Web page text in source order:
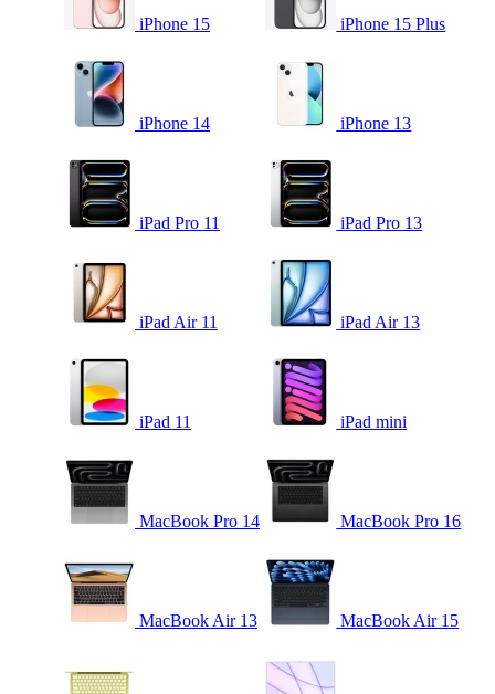
iPhone 15 iPhone 15 Plus
iPhone 14 iPhone 13
iPad Pro 11 iPad Pro 13
iPad Air 11 iPad Air 13
iPad 11 iPad mini
MacBook Pro 14 MacBook Pro 16
MacBook Air 13 MacBook Air 15